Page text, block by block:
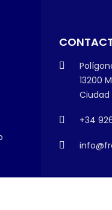
13200
Ciudad
+34